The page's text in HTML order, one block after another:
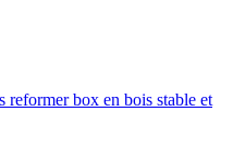
reformer box en bois stable et